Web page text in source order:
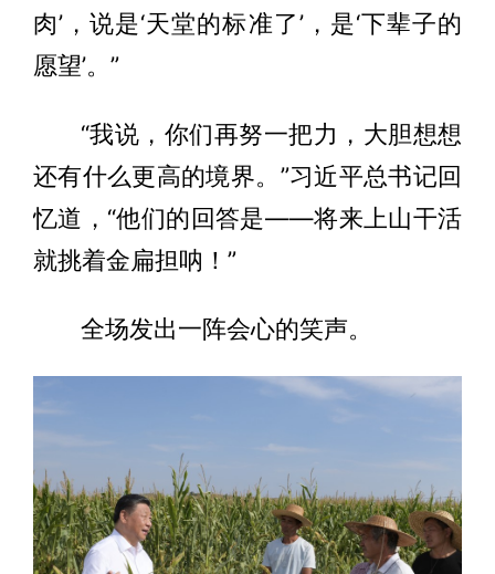
肉’，说是‘天堂的标准了’，是‘下辈子的
愿望’。”
“我说，你们再努一把力，大胆想想
还有什么更高的境界。”习近平总书记回
忆道，“他们的回答是——将来上山干活
就挑着金扁担呐！”
全场发出一阵会心的笑声。